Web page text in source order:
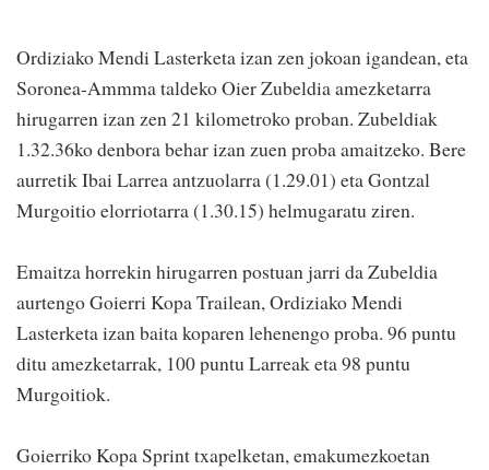
Ordiziako Mendi Lasterketa izan zen jokoan igandean, eta
Soronea-Ammma taldeko Oier Zubeldia amezketarra
hirugarren izan zen 21 kilometroko proban. Zubeldiak
1.32.36ko denbora behar izan zuen proba amaitzeko. Bere
aurretik Ibai Larrea antzuolarra (1.29.01) eta Gontzal
Murgoitio elorriotarra (1.30.15) helmugaratu ziren.
Emaitza horrekin hirugarren postuan jarri da Zubeldia
aurtengo Goierri Kopa Trailean, Ordiziako Mendi
Lasterketa izan baita koparen lehenengo proba. 96 puntu
ditu amezketarrak, 100 puntu Larreak eta 98 puntu
Murgoitiok.
Goierriko Kopa Sprint txapelketan, emakumezkoetan